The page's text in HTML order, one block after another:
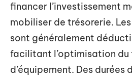
financer l’investissement
mobiliser de trésorerie.
sont généralement
facilitant l’optimisation du
d’équipement. Des durées